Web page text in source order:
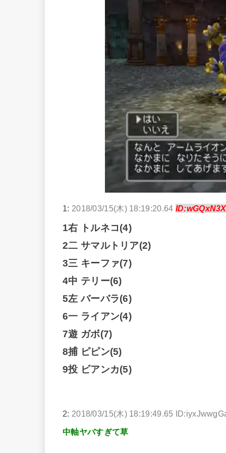
1: 2018/03/15(木) 18:19:20.64
1右 トルネコ(4)
2二 サマルトリア(2)
3三 キーファ(7)
4中 テリー(6)
5左 バーバラ(6)
6一 ライアン(4)
7遊 ガボ(7)
8捕 ピピン(5)
9投 ビアンカ(5)
2: 2018/03/15(木) 18:19:49.65
中軸ヤバすぎて草